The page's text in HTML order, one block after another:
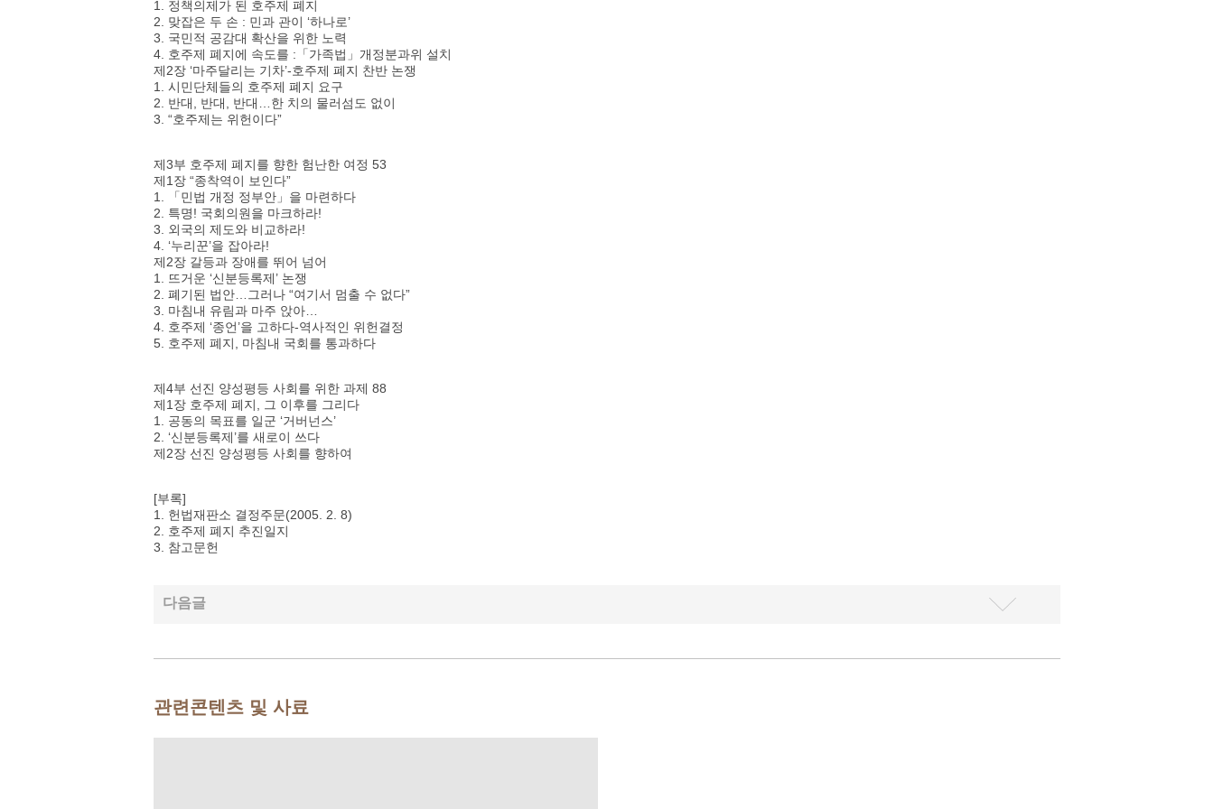
1. 정책의제가 된 호주제 폐지
2. 맞잡은 두 손 : 민과 관이 ‘하나로’
3. 국민적 공감대 확산을 위한 노력
4. 호주제 폐지에 속도를 :「가족법」개정분과위 설치
제2장 ‘마주달리는 기차’-호주제 폐지 찬반 논쟁
1. 시민단체들의 호주제 폐지 요구
2. 반대, 반대, 반대…한 치의 물러섬도 없이
3. “호주제는 위헌이다”
제3부 호주제 폐지를 향한 험난한 여정 53
제1장 “종착역이 보인다”
1. 「민법 개정 정부안」을 마련하다
2. 특명! 국회의원을 마크하라!
3. 외국의 제도와 비교하라!
4. ‘누리꾼’을 잡아라!
제2장 갈등과 장애를 뛰어 넘어
1. 뜨거운 ‘신분등록제’ 논쟁
2. 폐기된 법안…그러나 “여기서 멈출 수 없다”
3. 마침내 유림과 마주 앉아…
4. 호주제 ‘종언’을 고하다-역사적인 위헌결정
5. 호주제 폐지, 마침내 국회를 통과하다
제4부 선진 양성평등 사회를 위한 과제 88
제1장 호주제 폐지, 그 이후를 그리다
1. 공동의 목표를 일군 ‘거버넌스’
2. ‘신분등록제’를 새로이 쓰다
제2장 선진 양성평등 사회를 향하여
[부록]
1. 헌법재판소 결정주문(2005. 2. 8)
2. 호주제 폐지 추진일지
3. 참고문헌
다음글
관련콘텐츠 및 사료